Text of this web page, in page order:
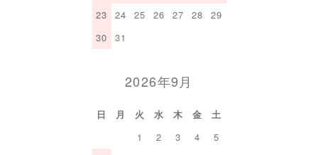
23
24 25 26 27 28
29
30
31
2026年9月
日 月 火 水 木 金
土
1
2 3 4
5